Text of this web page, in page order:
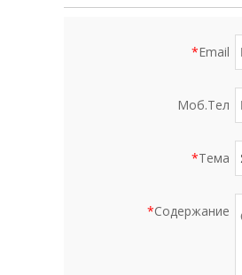
*Email
Моб.Тел
*Тема
*Содержание